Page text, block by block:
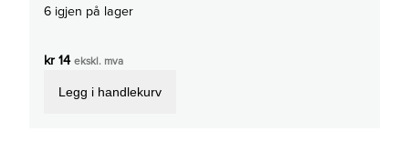
6 igjen på lager
kr14 ekskl. mva
Legg i handlekurv